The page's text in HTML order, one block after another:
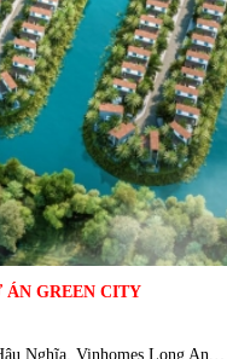
ÁN GREEN CITY
Nghĩa, Vinhomes Long